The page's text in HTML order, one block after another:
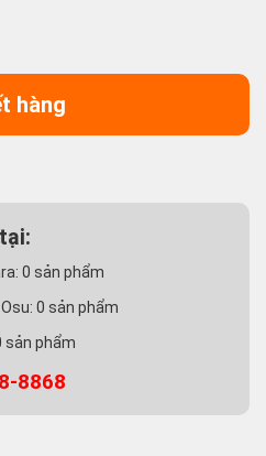
hàng
0 sản phẩm
0 sản phẩm
sản phẩm
8868